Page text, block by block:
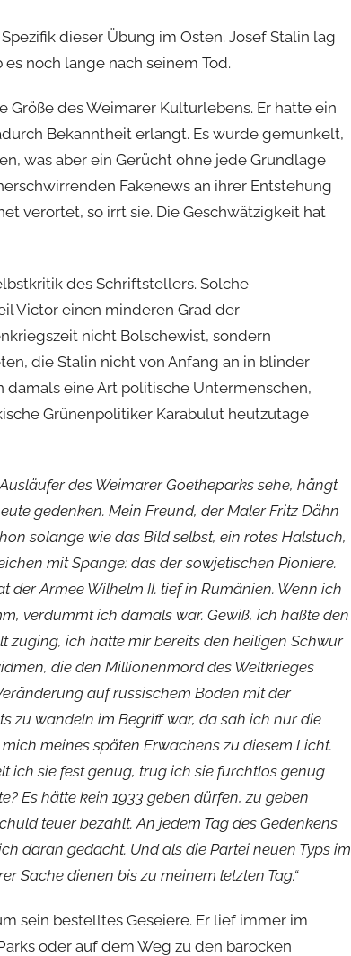
dieser Übung im Osten. Josef Stalin lag
noch lange nach seinem Tod.
des Weimarer Kulturlebens. Er hatte ein
Bekanntheit erlangt. Es wurde gemunkelt,
was aber ein Gerücht ohne jede Grundlage
Fakenews an ihrer Entstehung
verortet, so irrt sie. Die Geschwätzigkeit hat
des Schriftstellers. Solche
Victor einen minderen Grad der
nicht Bolschewist, sondern
die Stalin nicht von Anfang an in blinder
eine Art politische Untermenschen,
Grünenpolitiker Karabulut heutzutage
des Weimarer Goetheparks sehe, hängt
gedenken. Mein Freund, der Maler Fritz Dähn
solange wie das Bild selbst, ein rotes Halstuch,
mit Spange: das der sowjetischen Pioniere.
der Armee Wilhelm II. tief in Rumänien. Wenn ich
verdummt ich damals war. Gewiß, ich haßte den
zuging, ich hatte mir bereits den heiligen Schwur
die den Millionenmord des Weltkrieges
auf russischem Boden mit der
zu wandeln im Begriff war, da sah ich nur die
meines späten Erwachens zu diesem Licht.
ich sie fest genug, trug ich sie furchtlos genug
Es hätte kein 1933 geben dürfen, zu geben
teuer bezahlt. An jedem Tag des Gedenkens
daran gedacht. Und als die Partei neuen Typs im
Sache dienen bis zu meinem letzten Tag.“
sein bestelltes Geseiere. Er lief immer im
oder auf dem Weg zu den barocken